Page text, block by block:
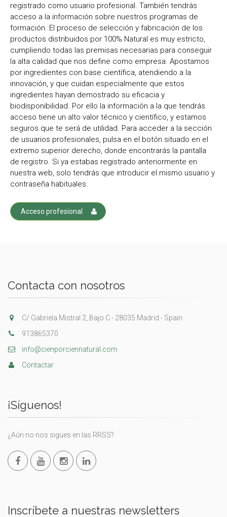
registrado como usuario profesional. También tendrás
acceso a la información sobre nuestros programas de
formación. El proceso de selección y fabricación de los
productos distribuidos por 100% Natural es muy estricto,
cumpliendo todas las premisas necesarias para conseguir
la alta calidad que nos define como empresa. Apostamos
por ingredientes con base científica, atendiendo a la
innovación, y que cuidan especialmente que estos
ingredientes hayan demostrado su eficacia y
biodisponibilidad. Por ello la información a la que tendrás
acceso tiene un alto valor técnico y científico, y estamos
seguros que te será de utilidad. Para acceder a la sección
de usuarios profesionales, pulsa en el botón situado en el
extremo superior derecho, donde encontrarás la pantalla
de registro. Si ya estabas registrado anteriormente en
nuestra web, solo tendrás que introducir el mismo usuario y
contraseña habituales.
Acceso profesional
Contacta con nosotros
C/ Gabriela Mistral 2, Bajo C - 28035 Madrid - Spain
913865370
info@cienporciennatural.com
Contactar
¡Síguenos!
¿Aún no nos sigues en las RRSS?
Inscríbete a nuestras newsletters